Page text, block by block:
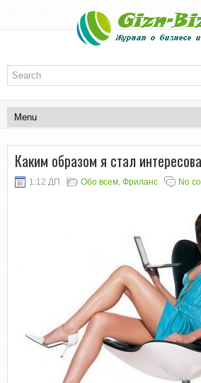
Каким образом я стал
1:12 ДП Обо всем, Фриланс No